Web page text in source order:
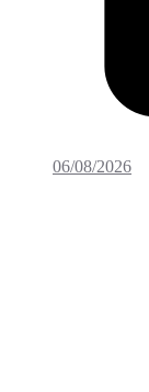
06/08/2026